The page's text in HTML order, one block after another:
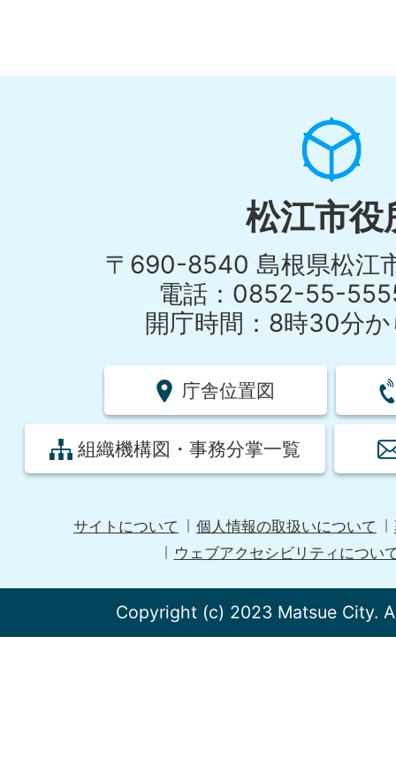
松江市役
〒690-8540 島根県松江
電話：0852-55-
開庁時間：8時30分か
庁舎位置図
組織機構図・事務分掌一覧
サイトについて 個人情報の取扱いについて
ウェブアクセシビリティについ
Copyright (c) 2023 Matsue City.